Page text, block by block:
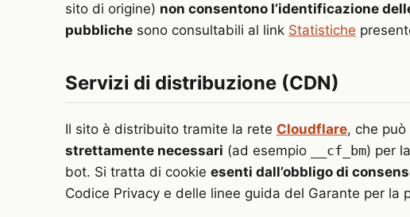
sito di origine) non consentono l’identificazione
pubbliche sono consultabili al link Statistiche
Servizi di distribuzione (CDN)
Il sito è distribuito tramite la rete Cloudflare, che
strettamente necessari (ad esempio __cf_bm) per
bot. Si tratta di cookie esenti dall’obbligo di
Codice Privacy e delle linee guida del Garante per la